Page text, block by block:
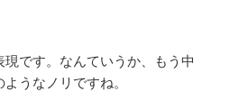
です。なんていうか、もう中
うなノリですね。